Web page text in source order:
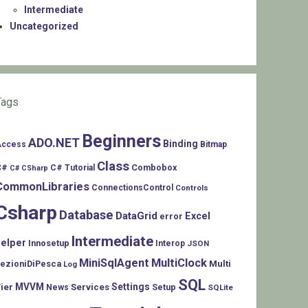
Intermediate
Uncategorized
ADO.NET Beginners Binding Bitmap
C# CSharp C# Tutorial Class Combobox
ConnectionsControl Controls
Database DataGrid error Excel
Innosetup Intermediate Interop JSON
Log MiniSqlAgent MultiClock Multi
MVVM News Services Settings Setup SQL SQLite